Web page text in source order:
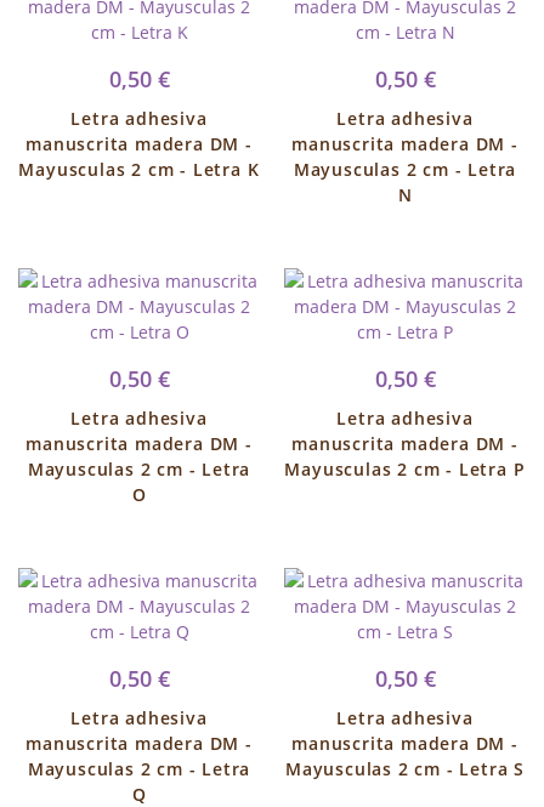
0,50 €
Letra adhesiva
manuscrita madera DM -
Mayusculas 2 cm - Letra K
0,50 €
Letra adhesiva
manuscrita madera DM -
Mayusculas 2 cm - Letra
N
0,50 €
Letra adhesiva
manuscrita madera DM -
Mayusculas 2 cm - Letra
O
0,50 €
Letra adhesiva
manuscrita madera DM -
Mayusculas 2 cm - Letra P
0,50 €
Letra adhesiva
manuscrita madera DM -
Mayusculas 2 cm - Letra
Q
0,50 €
Letra adhesiva
manuscrita madera DM -
Mayusculas 2 cm - Letra S